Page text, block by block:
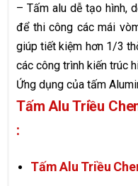
– Tấm alu dễ tạo hình,
để thi công các mái
giúp tiết kiệm hơn 1/3
các công trình kiến trúc
Ứng dụng của tấm
Tấm Alu Triều
:
Tấm Alu Triều